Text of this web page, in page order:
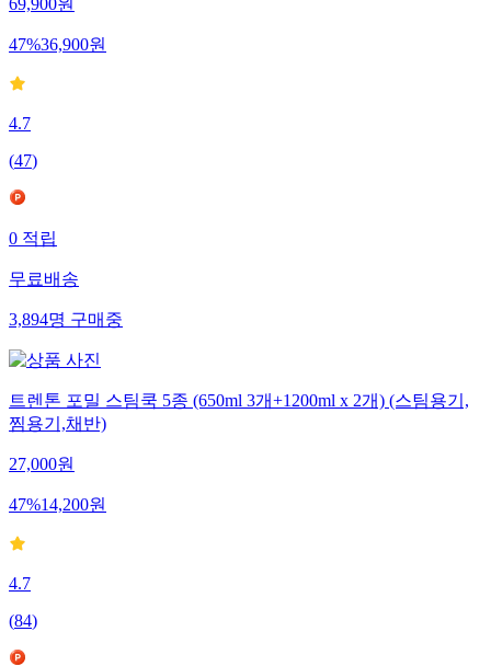
69,900원
47%36,900원
4.7
(47)
0적립
무료배송
3,894명구매중
트렌톤 포밀 스팀쿡 5종 (650ml 3개+1200ml x 2개) (스팀용기,
찜용기,채반)
27,000원
47%14,200원
4.7
(84)